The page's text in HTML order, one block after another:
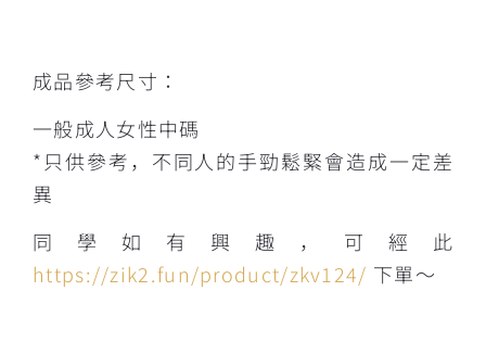
成品參考尺寸：
一般成人女性中碼
*只供參考，不同人的手勁鬆緊會造成一定差
異
同學如有興趣，可經此
https://zik2.fun/product/zkv124/ 下單～